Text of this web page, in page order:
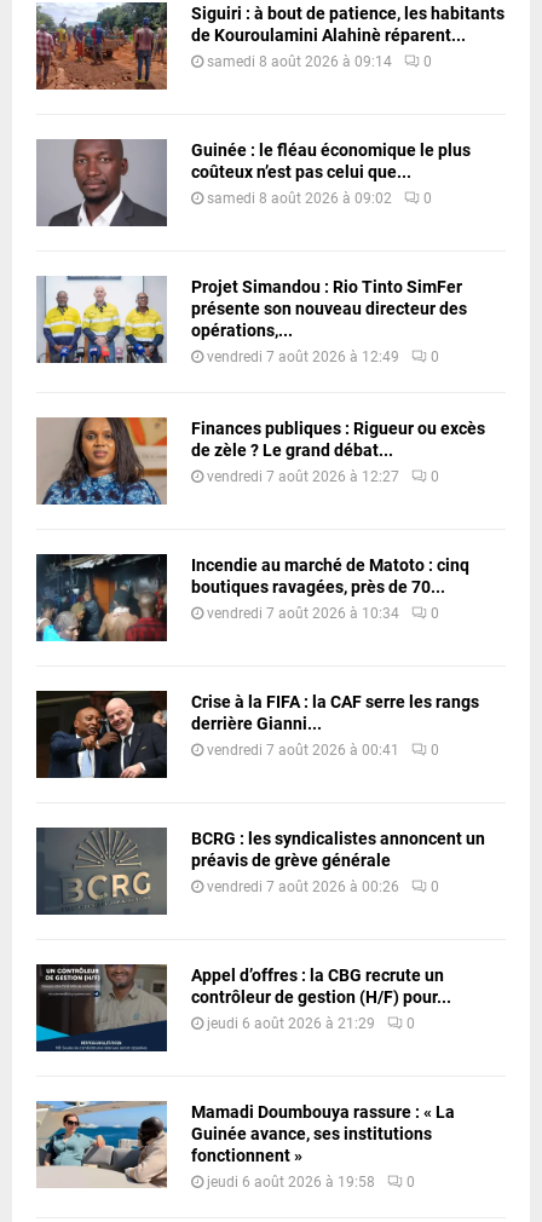
Siguiri : à bout de patience, les habitants
de Kouroulamini Alahinè réparent...
samedi 8 août 2026 à 09:14 0
Guinée : le fléau économique le plus
coûteux n’est pas celui que...
samedi 8 août 2026 à 09:02 0
Projet Simandou : Rio Tinto SimFer
présente son nouveau directeur des
opérations,...
vendredi 7 août 2026 à 12:49 0
Finances publiques : Rigueur ou excès
de zèle ? Le grand débat...
vendredi 7 août 2026 à 12:27 0
Incendie au marché de Matoto : cinq
boutiques ravagées, près de 70...
vendredi 7 août 2026 à 10:34 0
Crise à la FIFA : la CAF serre les rangs
derrière Gianni...
vendredi 7 août 2026 à 00:41 0
BCRG : les syndicalistes annoncent un
préavis de grève générale
vendredi 7 août 2026 à 00:26 0
Appel d’offres : la CBG recrute un
contrôleur de gestion (H/F) pour...
jeudi 6 août 2026 à 21:29 0
Mamadi Doumbouya rassure : « La
Guinée avance, ses institutions
fonctionnent »
jeudi 6 août 2026 à 19:58 0